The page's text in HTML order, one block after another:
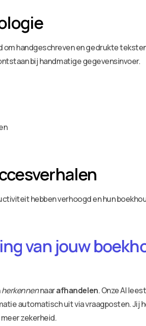
handgeschreven en gedrukte
bij handmatige gegevensinvoer.
hebben verhoogd en hun
van jouw
herkennennaarafhandelen. Onze AI
automatisch uit via vraagposten. Jij
zekerheid.